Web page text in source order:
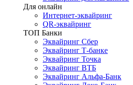
Для онлайн
Интернет-эквайринг
QR-эквайринг
ТОП Банки
Эквайринг Сбер
Эквайринг Т-банке
Эквайринг Точка
Эквайринг ВТБ
Эквайринг Альфа-Банк